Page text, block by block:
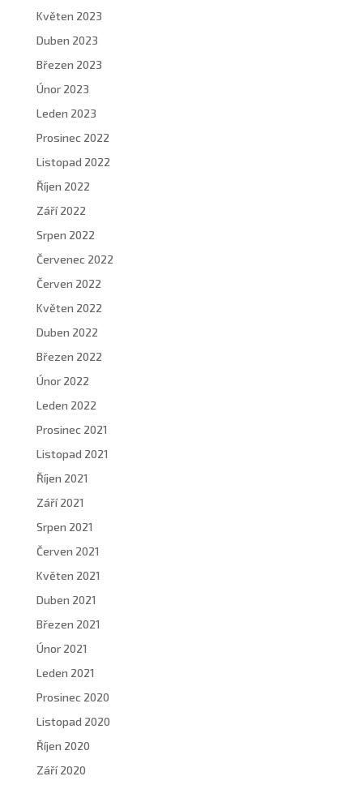
Květen 2023
Duben 2023
Březen 2023
Únor 2023
Leden 2023
Prosinec 2022
Listopad 2022
Říjen 2022
Září 2022
Srpen 2022
Červenec 2022
Červen 2022
Květen 2022
Duben 2022
Březen 2022
Únor 2022
Leden 2022
Prosinec 2021
Listopad 2021
Říjen 2021
Září 2021
Srpen 2021
Červen 2021
Květen 2021
Duben 2021
Březen 2021
Únor 2021
Leden 2021
Prosinec 2020
Listopad 2020
Říjen 2020
Září 2020